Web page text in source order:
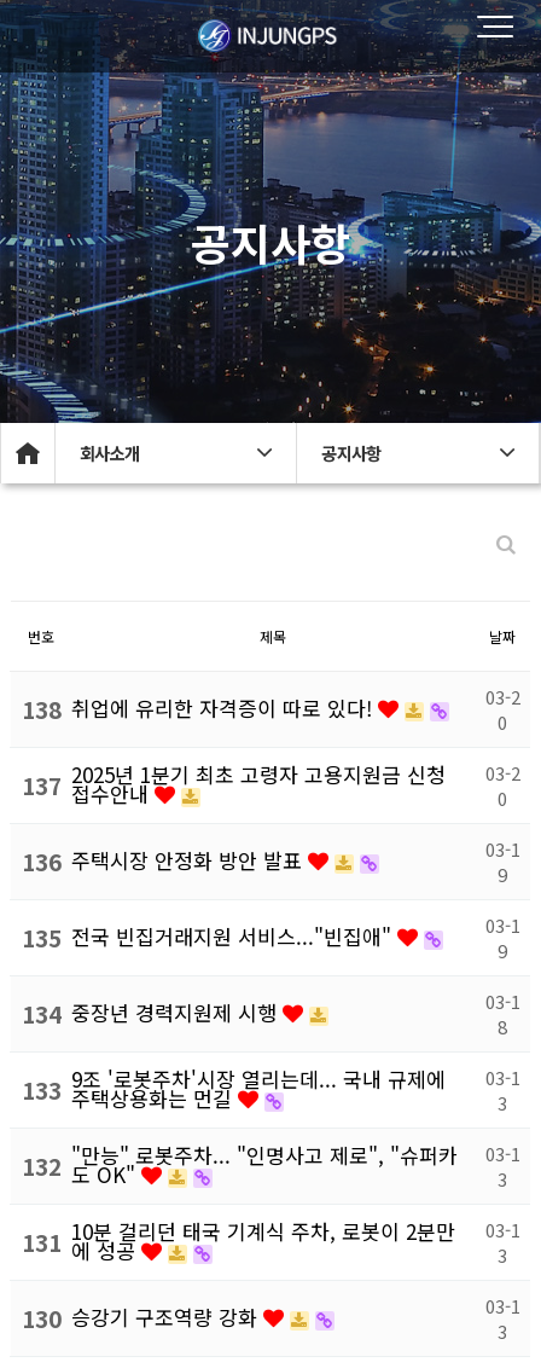
공지사항
회사소개 공지사항
번호 제목 날짜
138 취업에 유리한 자격증이 따로 있다!
03-2
0
137 2025년 1분기 최초 고령자 고용지원금 신청
접수안내
03-2
0
136 주택시장 안정화 방안 발표
03-1
9
135 전국 빈집거래지원 서비스..."빈집애"
03-1
9
134 중장년 경력지원제 시행
03-1
8
133 9조 '로봇주차'시장 열리는데... 국내 규제에
주택상용화는 먼길
03-1
3
132 "만능" 로봇주차... "인명사고 제로", "슈퍼카
도 OK"
03-1
3
131 10분 걸리던 태국 기계식 주차, 로봇이 2분만
에 성공
03-1
3
130 승강기 구조역량 강화
03-1
3